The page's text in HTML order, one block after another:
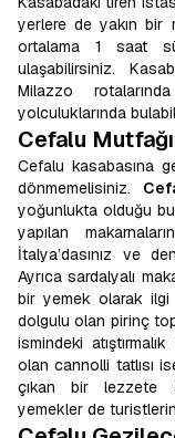
yerlere de yakın bir
ortalama 1 saat
ulaşabilirsiniz.
Milazzo
yolculuklarında
Cefalu
Cefalu kasabasına
dönmemelisiniz.
yoğunlukta olduğu
yapılan
İtalya’dasınız ve
Ayrıca sardalyalı
bir yemek olarak
dolgulu olan pirinç
ismindeki
olan cannolli tatlısı
çıkan bir lezzete
yemekler de